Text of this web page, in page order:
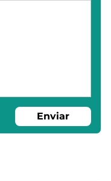
Enviar